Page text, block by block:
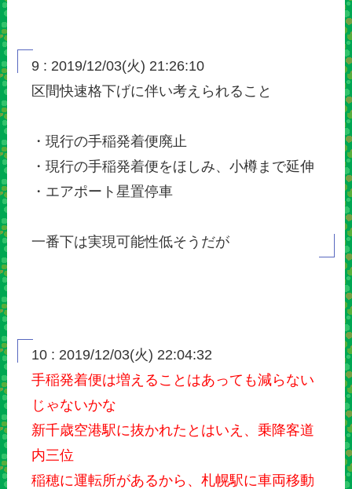
9 : 2019/12/03(火) 21:26:10
区間快速格下げに伴い考えられること
・現行の手稲発着便廃止
・現行の手稲発着便をほしみ、小樽まで延伸
・エアポート星置停車
一番下は実現可能性低そうだが
10 : 2019/12/03(火) 22:04:32
手稲発着便は増えることはあっても減らない
じゃないかな
新千歳空港駅に抜かれたとはいえ、乗降客道
内三位
稲穂に運転所があるから、札幌駅に車両移動